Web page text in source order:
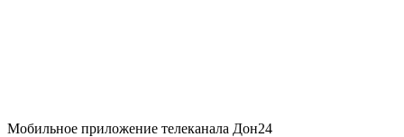
Мобильное приложение телеканала Дон24